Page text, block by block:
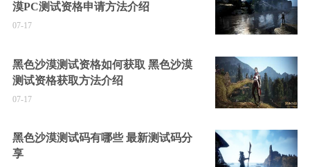
漠PC测试资格申请方法介绍
07-17
黑色沙漠测试资格如何获取 黑色沙漠
测试资格获取方法介绍
07-17
黑色沙漠测试码有哪些 最新测试码分
享